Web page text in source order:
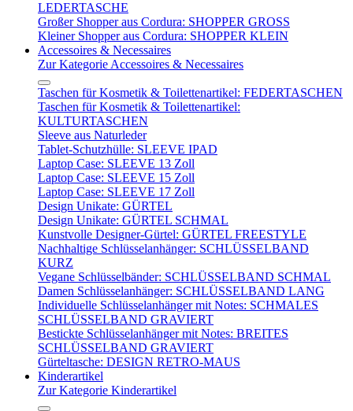
LEDERTASCHE
Großer Shopper aus Cordura: SHOPPER GROSS
Kleiner Shopper aus Cordura: SHOPPER KLEIN
Accessoires & Necessaires
Zur Kategorie Accessoires & Necessaires
Taschen für Kosmetik & Toilettenartikel: FEDERTASCHEN
Taschen für Kosmetik & Toilettenartikel:
KULTURTASCHEN
Sleeve aus Naturleder
Tablet-Schutzhülle: SLEEVE IPAD
Laptop Case: SLEEVE 13 Zoll
Laptop Case: SLEEVE 15 Zoll
Laptop Case: SLEEVE 17 Zoll
Design Unikate: GÜRTEL
Design Unikate: GÜRTEL SCHMAL
Kunstvolle Designer-Gürtel: GÜRTEL FREESTYLE
Nachhaltige Schlüsselanhänger: SCHLÜSSELBAND
KURZ
Vegane Schlüsselbänder: SCHLÜSSELBAND SCHMAL
Damen Schlüsselanhänger: SCHLÜSSELBAND LANG
Individuelle Schlüsselanhänger mit Notes: SCHMALES
SCHLÜSSELBAND GRAVIERT
Bestickte Schlüsselanhänger mit Notes: BREITES
SCHLÜSSELBAND GRAVIERT
Gürteltasche: DESIGN RETRO-MAUS
Kinderartikel
Zur Kategorie Kinderartikel